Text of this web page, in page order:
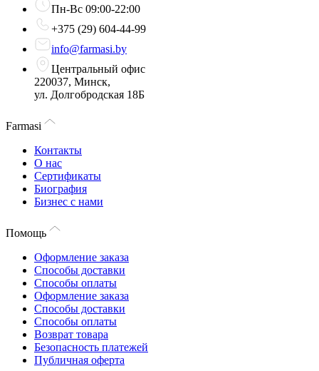
Пн-Вс 09:00-22:00
+375 (29) 604-44-99
info@farmasi.by
Центральный офис
220037, Минск,
ул. Долгобродская 18Б
Farmasi
Контакты
О нас
Сертификаты
Биография
Бизнес с нами
Помощь
Оформление заказа
Способы доставки
Способы оплаты
Оформление заказа
Способы доставки
Способы оплаты
Возврат товара
Безопасность платежей
Публичная оферта